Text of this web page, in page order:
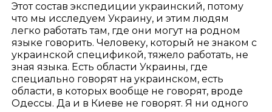
Этот состав экспедиции украинский, потому
что мы исследуем Украину, и этим людям
легко работать там, где они могут на родном
языке говорить. Человеку, который не знаком с
украинской спецификой, тяжело работать, не
зная языка. Есть области Украины, где
специально говорят на украинском, есть
области, в которых вообще не говорят, вроде
Одессы. Да и в Киеве не говорят. Я ни одного